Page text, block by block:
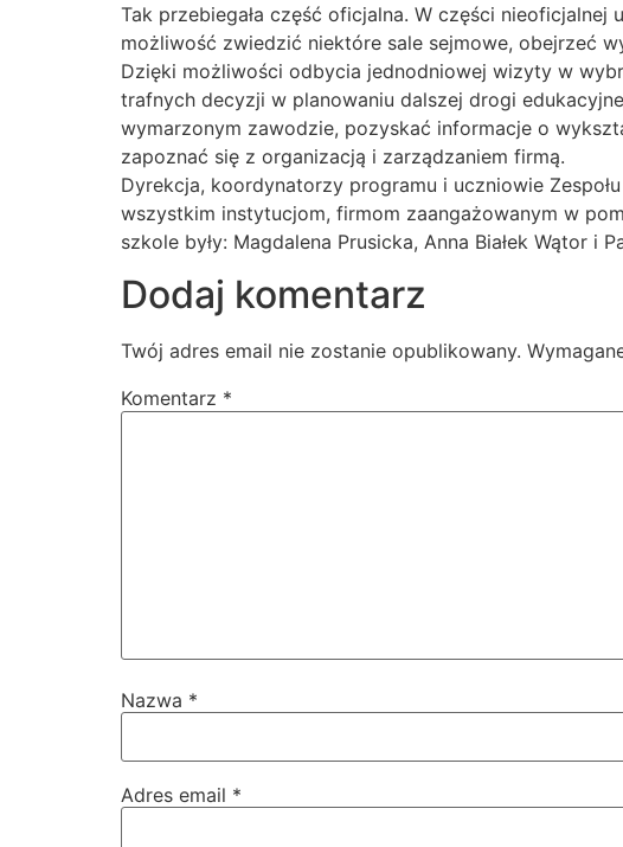
Tak przebiegała część oficjalna. W części
możliwość zwiedzić niektóre sale sejmowe, obejrzeć
Dzięki możliwości odbycia jednodniowej wizyty w
trafnych decyzji w planowaniu dalszej drogi
wymarzonym zawodzie, pozyskać informacje o
zapoznać się z organizacją i zarządzaniem firmą.
Dyrekcja, koordynatorzy programu i uczniowie
wszystkim instytucjom, firmom zaangażowanym w
szkole były: Magdalena Prusicka, Anna Białek Wątor i
Dodaj komentarz
Twój adres email nie zostanie opublikowany.
Komentarz *
Nazwa *
Adres email *